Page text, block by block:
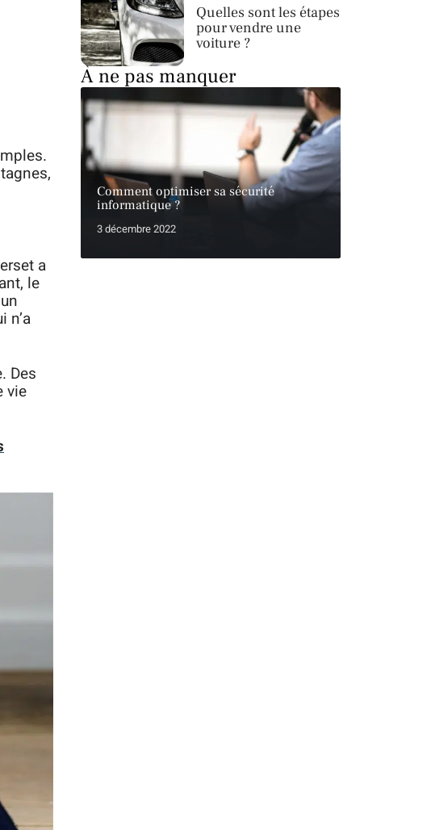
a
le
n’a
Des
vie
Quelles sont les étapes
pour vendre une
voiture ?
À ne pas manquer
Comment optimiser sa sécurité
informatique ?
3 décembre 2022